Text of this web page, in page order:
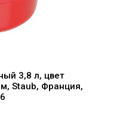
3,8 л, цвет
Staub, Франция,